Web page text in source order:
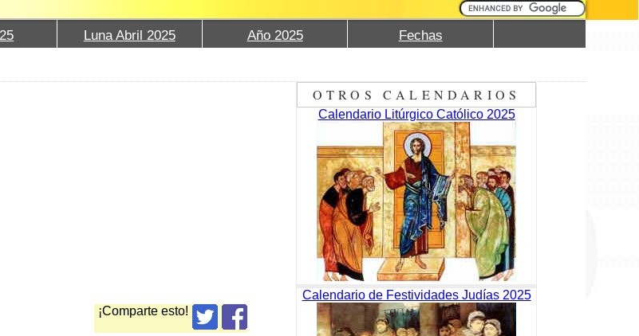
Luna Abril 2025 Año 2025 Fechas
¡Comparte esto!
OTROS CALENDARIOS
Calendario Litúrgico Católico 2025
Calendario de Festividades Judías 2025